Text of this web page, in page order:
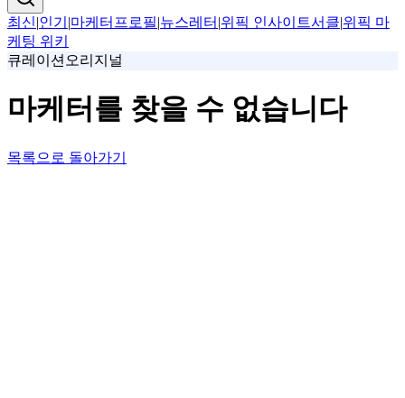
최신|인기 |마케터프로필|뉴스레터 |위픽 인사이트서클|위픽 마
케팅 위키
큐레이션 오리지널
마케터를 찾을 수 없습니다
목록으로 돌아가기